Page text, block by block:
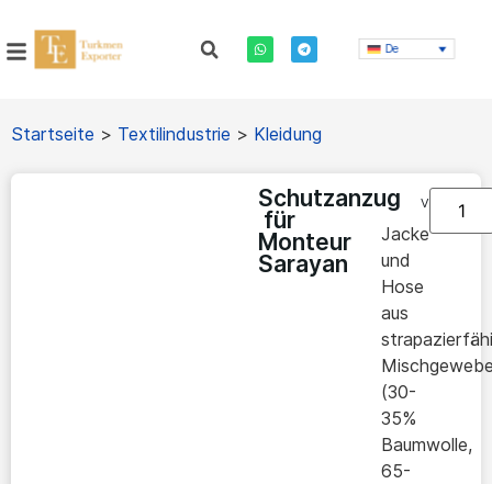
De
Startseite > Textilindustrie > Kleidung
Schutzanzug
für
Monteur
Sarayan
Jacke
und
Hose
aus
(30-
35%
Baumwolle,
65-
Vorrätig